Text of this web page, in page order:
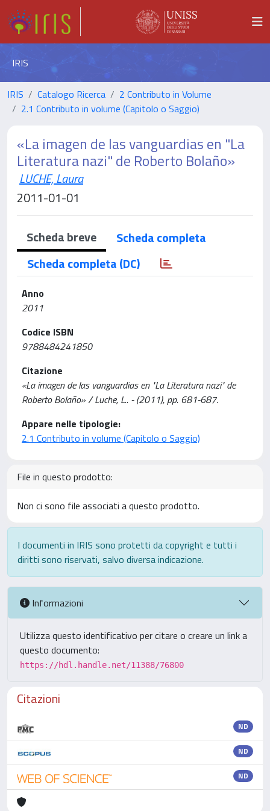
IRIS
IRIS Catalogo Ricerca
2 Contributo in Volume
2.1 Contributo in volume (Capitolo o Saggio)
«La imagen de las vanguardias en "La
Literatura nazi" de Roberto Bolaño»
LUCHE, Laura
2011-01-01
Scheda breve
Scheda completa
Scheda completa (DC)
Anno
2011
Codice ISBN
9788484241850
Citazione
«La imagen de las vanguardias en "La Literatura nazi" de
Roberto Bolaño» / Luche, L.. - (2011), pp. 681-687.
Appare nelle tipologie:
2.1 Contributo in volume (Capitolo o Saggio)
File in questo prodotto:
Non ci sono file associati a questo prodotto.
I documenti in IRIS sono protetti da copyright e tutti i
diritti sono riservati, salvo diversa indicazione.
Informazioni
Utilizza questo identificativo per citare o creare un link a
questo documento:
https://hdl.handle.net/11388/76800
Citazioni
ND
ND
ND